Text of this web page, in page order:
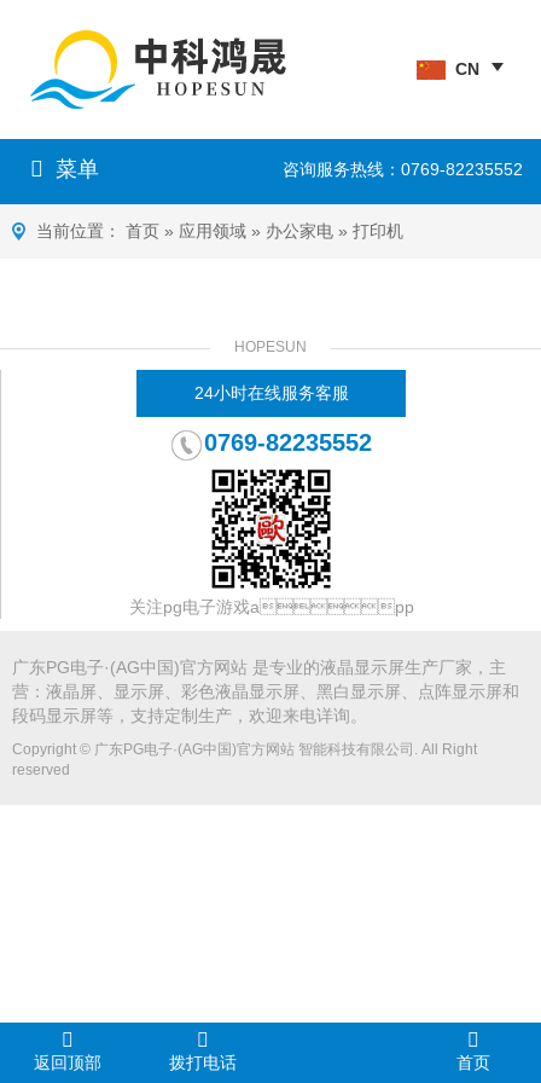
CN
菜单 咨询服务热线：0769-82235552
当前位置： 首页 » 应用领域 » 办公家电 » 打印机
HOPESUN
24小时在线服务客服
0769-82235552
关注pg电子游戏app
广东PG电子·(AG中国)官方网站 是专业的液晶显示屏生产厂家，主
营：液晶屏、显示屏、 彩色液晶显示屏 黑白显示屏 、点阵显示屏和
段码显示屏等，支持定制生产，欢迎来电详询。
Copyright © 广东PG电子·(AG中国)官方网站 智能科技有限公司. All Right
reserved
返回顶部 拨打电话 首页